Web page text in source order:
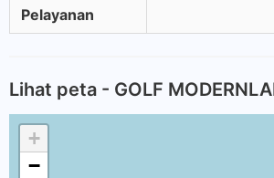
Pelayanan
Lihat peta - GOLF
+
−